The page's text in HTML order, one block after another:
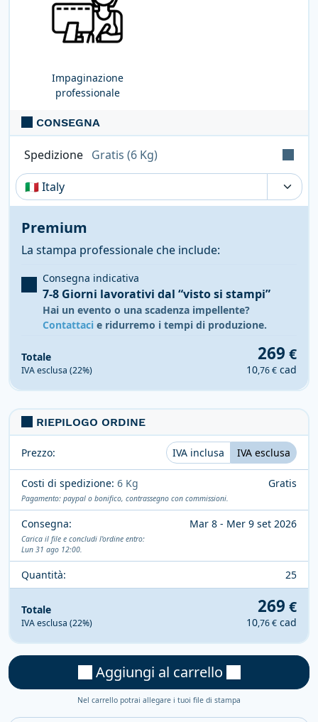
Impaginazione
professionale
CONSEGNA
Spedizione Gratis (6 Kg)
Tempi, costi e tasse possono variare a seconda
della regione e dei prodotti nel carrello
Premium
La stampa professionale che include:
Consegna indicativa
7-8 Giorni lavorativi dal “visto si stampi”
Hai un evento o una scadenza impellente?
Contattacie ridurremo i tempi di produzione.
Totale
IVA esclusa (22%)
269 €
10,76 € cad
RIEPILOGO ORDINE
Prezzo: IVA inclusa IVA esclusa
Costi di spedizione: 6 Kg Gratis
Pagamento: paypal o bonifico, contrassegno con commissioni.
Consegna: Mar 8 - Mer 9 set 2026
Carica il file e concludi l'ordine entro:
Lun 31 ago 12:00.
Quantità: 25
Totale
IVA esclusa (22%)
269 €
10,76 € cad
Aggiungi al carrello
Nel carrello potrai allegare i tuoi file di stampa